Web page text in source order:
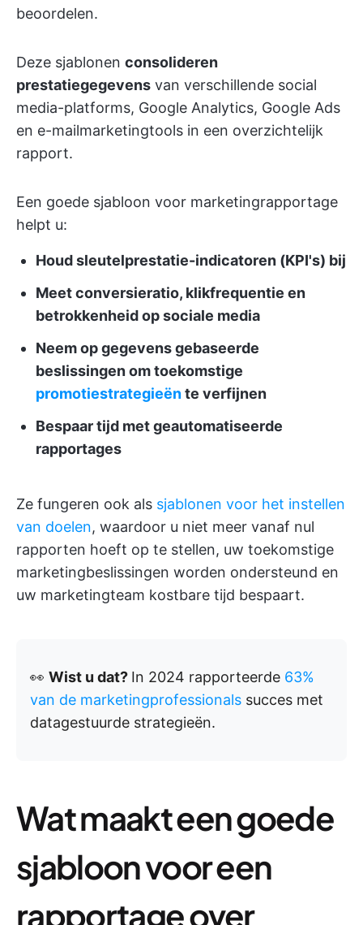
beoordelen.
Deze sjablonen consolideren
prestatiegegevens van verschillende social
media-platforms, Google Analytics, Google Ads
en e-mailmarketingtools in een overzichtelijk
rapport.
Een goede sjabloon voor marketingrapportage
helpt u:
Houd sleutelprestatie-indicatoren (KPI's) bij
Meet conversieratio, klikfrequentie en
betrokkenheid op sociale media
Neem op gegevens gebaseerde
beslissingen om toekomstige
promotiestrategieënte verfijnen
Bespaar tijd met geautomatiseerde
rapportages
Ze fungeren ook als sjablonen voor het instellen
van doelen, waardoor u niet meer vanaf nul
rapporten hoeft op te stellen, uw toekomstige
marketingbeslissingen worden ondersteund en
uw marketingteam kostbare tijd bespaart.
👀 Wist u dat? In 2024 rapporteerde 63%
van de marketingprofessionals succes met
datagestuurde strategieën.
Wat maakt een goede
sjabloon voor een
rapportage over